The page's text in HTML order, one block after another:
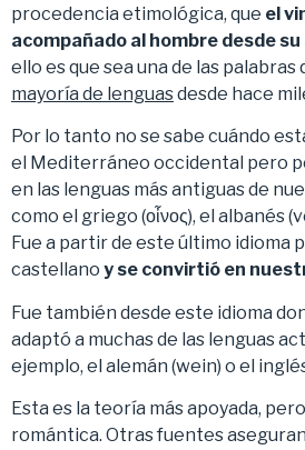
procedencia etimológica, que el
acompañado al hombre desde
ello es que sea una de las palabras
mayoría de lenguasdesde hace
Por lo tanto no se sabe cuándo
el Mediterráneo occidental pero
en las lenguas más antiguas de
como el griego (οἶνος), el albanés
Fue a partir de este último idioma
castellano y se convirtió en
Fue también desde este idioma
adaptó a muchas de las lenguas
ejemplo, el alemán (wein) o el
Esta es la teoría más apoyada,
romántica. Otras fuentes